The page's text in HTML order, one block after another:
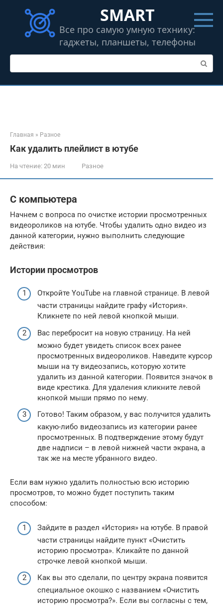
контенту
SMART
Все про самую умную технику:
гаджеты, планшеты, телефоны
Поиск:
Главная » Разное
Как удалить плейлист в ютубе
На чтение: 20 мин Разное
С компьютера
Начнем с вопроса по очистке истории просмотренных
видеороликов на ютубе. Чтобы удалить одно видео из
данной категории, нужно выполнить следующие
действия:
Истории просмотров
Откройте YouTube на главной странице. В левой
части страницы найдите графу «История».
Кликнете по ней левой кнопкой мыши.
Вас перебросит на новую страницу. На ней
можно будет увидеть список всех ранее
просмотренных видеороликов. Наведите курсор
мыши на ту видеозапись, которую хотите
удалить из данной категории. Появится значок в
виде крестика. Для удаления кликните левой
кнопкой мыши прямо по нему.
Готово! Таким образом, у вас получится удалить
какую-либо видеозапись из категории ранее
просмотренных. В подтверждение этому будут
две надписи – в левой нижней части экрана, а
так же на месте убранного видео.
Если вам нужно удалить полностью всю историю
просмотров, то можно будет поступить таким
способом:
Зайдите в раздел «История» на ютубе. В правой
части страницы найдите пункт «Очистить
историю просмотра». Кликайте по данной
строчке левой кнопкой мыши.
Как вы это сделали, по центру экрана появится
специальное окошко с названием «Очистить
историю просмотра?». Если вы согласны с тем,